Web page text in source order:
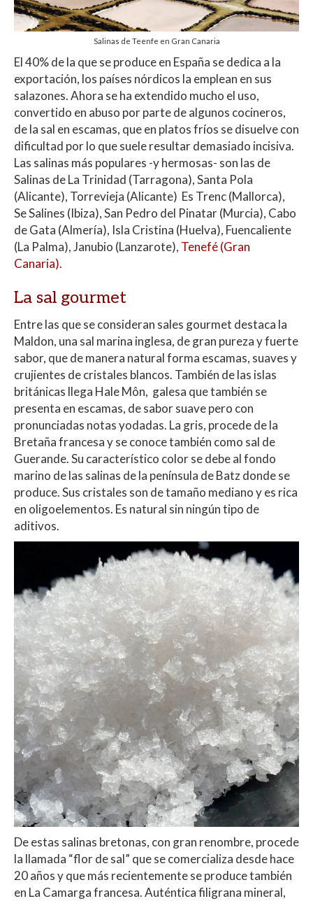
Salinas de Teenfe en Gran Canaria
El 40% de la que se produce en España se dedica a la
exportación, los países nórdicos la emplean en sus
salazones. Ahora se ha extendido mucho el uso,
convertido en abuso por parte de algunos cocineros,
de la sal en escamas, que en platos fríos se disuelve con
dificultad por lo que suele resultar demasiado incisiva.
Las salinas más populares -y hermosas- son las de
Salinas de La Trinidad (Tarragona), Santa Pola
(Alicante), Torrevieja (Alicante) Es Trenc (Mallorca),
Se Salines (Ibiza), San Pedro del Pinatar (Murcia), Cabo
de Gata (Almería), Isla Cristina (Huelva), Fuencaliente
(La Palma), Janubio (Lanzarote), Tenefé (Gran
Canaria).
La sal gourmet
Entre las que se consideran sales gourmet destaca la
Maldon, una sal marina inglesa, de gran pureza y fuerte
sabor, que de manera natural forma escamas, suaves y
crujientes de cristales blancos. También de las islas
británicas llega Hale Môn, galesa que también se
presenta en escamas, de sabor suave pero con
pronunciadas notas yodadas. La gris, procede de la
Bretaña francesa y se conoce también como sal de
Guerande. Su característico color se debe al fondo
marino de las salinas de la península de Batz donde se
produce. Sus cristales son de tamaño mediano y es rica
en oligoelementos. Es natural sin ningún tipo de
aditivos.
De estas salinas bretonas, con gran renombre, procede
la llamada “flor de sal” que se comercializa desde hace
20 años y que más recientemente se produce también
en La Camarga francesa. Auténtica filigrana mineral,